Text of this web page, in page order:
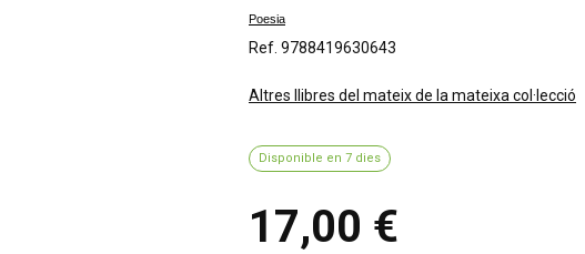
Poesia
Ref. 9788419630643
Altres llibres del mateix de la mateixa col·lecció
Disponible en 7 dies
17,00 €